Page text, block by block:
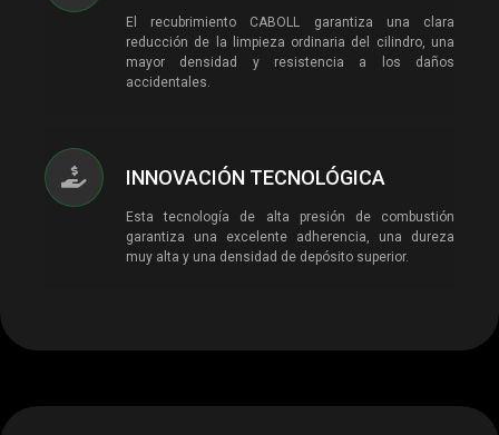
El recubrimiento CABOLL garantiza una clara
reducción de la limpieza ordinaria del cilindro, una
mayor densidad y resistencia a los daños
accidentales.
INNOVACIÓN TECNOLÓGICA
Esta tecnología de alta presión de combustión
garantiza una excelente adherencia, una dureza
muy alta y una densidad de depósito superior.